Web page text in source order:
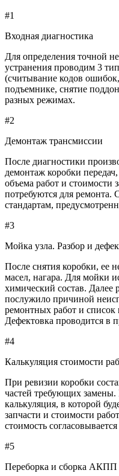
#1
Входная диагностика
Для определения точной
устранения проводим 3
(считывание кодов
подъемнике, снятие
разных режимах.
#2
Демонтаж трансмиссии
После диагностики
демонтаж коробки
объема работ и стоимости
потребуются для
стандартам,
#3
Мойка узла. Разбор и
После снятия коробки, ее
масел, нагара. Для мойки
химический состав. Далее
послужило причиной
ремонтных работ и список
Дефектовка проводится в
#4
Калькуляция стоимости
При ревизии коробки
частей требующих замены.
калькуляция, в которой
запчасти и стоимости
стоимость
#5
Переборка и сборка АКПП